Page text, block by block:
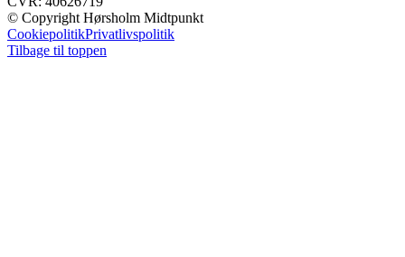
© Copyright Hørsholm Midtpunkt
CookiepolitikPrivatlivspolitik
Tilbage til toppen